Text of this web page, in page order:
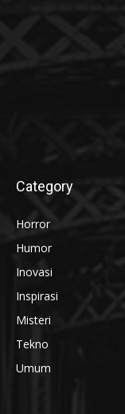
Category
Horror
Humor
Inovasi
Inspirasi
Misteri
Tekno
Umum